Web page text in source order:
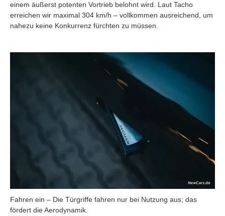
einem äußerst potenten Vortrieb belohnt wird. Laut Tacho
erreichen wir maximal 304 km/h – vollkommen ausreichend, um
nahezu keine Konkurrenz fürchten zu müssen.
Fahren ein – Die Türgriffe fahren nur bei Nutzung aus; das
fördert die Aerodynamik.